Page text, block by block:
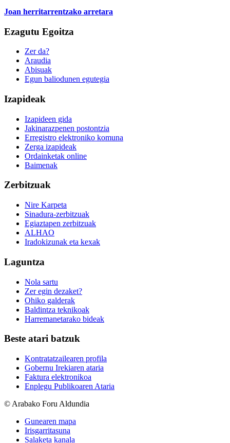
Joan herritarrentzako arretara
Ezagutu Egoitza
Zer da?
Araudia
Abisuak
Egun baliodunen egutegia
Izapideak
Izapideen gida
Jakinarazpenen postontzia
Erregistro elektroniko komuna
Zerga izapideak
Ordainketak online
Baimenak
Zerbitzuak
Nire Karpeta
Sinadura-zerbitzuak
Egiaztapen zerbitzuak
ALHAO
Iradokizunak eta kexak
Laguntza
Nola sartu
Zer egin dezaket?
Ohiko galderak
Baldintza teknikoak
Harremanetarako bideak
Beste atari batzuk
Kontratatzailearen profila
Gobernu Irekiaren ataria
Faktura elektronikoa
Enplegu Publikoaren Ataria
© Arabako Foru Aldundia
Gunearen mapa
Irisgarritasuna
Salaketa kanala